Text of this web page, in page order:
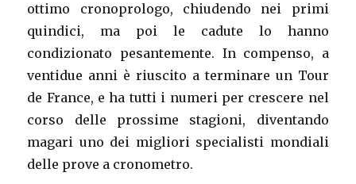
ottimo cronoprologo, chiudendo nei primi
quindici, ma poi le cadute lo hanno
condizionato pesantemente. In compenso, a
ventidue anni è riuscito a terminare un Tour
de France, e ha tutti i numeri per crescere nel
corso delle prossime stagioni, diventando
magari uno dei migliori specialisti mondiali
delle prove a cronometro.